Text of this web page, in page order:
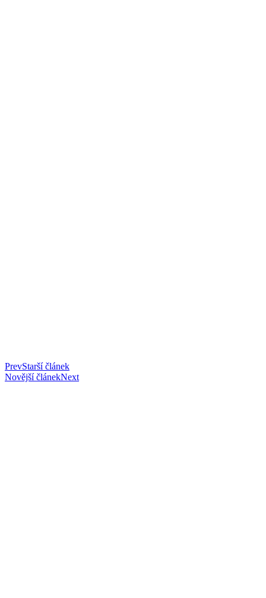
PrevStarší článek
Novější článekNext